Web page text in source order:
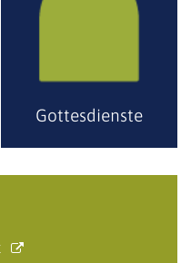
Gottesdienste